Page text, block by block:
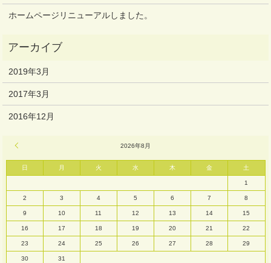
ホームページリニューアルしました。
2019年3月
2017年3月
2016年12月
2026年8月
日 月 火 水 木 金 土
1
2 3 4 5 6 7 8
9 10 11 12 13 14 15
16 17 18 19 20 21 22
23 24 25 26 27 28 29
30 31